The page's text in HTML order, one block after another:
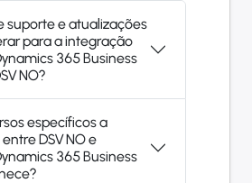
suporte e atualizações
para a integração
365 Business
NO?
específicos a
DSV NO e
365 Business